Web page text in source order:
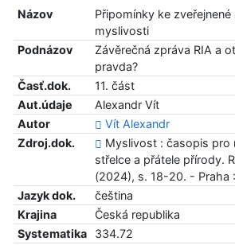
Názov
Připomínky ke
myslivosti
Podnázov
Závěrečná zpráva RIA a
pravda?
Časť.dok.
11. část
Aut.údaje
Alexandr Vít
Autor
Vít Alexandr
Zdroj.dok.
Myslivost : časopis pro
střelce a přátele přírody.
(2024), s. 18-20. - Praha
Jazyk dok.
čeština
Krajina
Česká republika
Systematika
334.72